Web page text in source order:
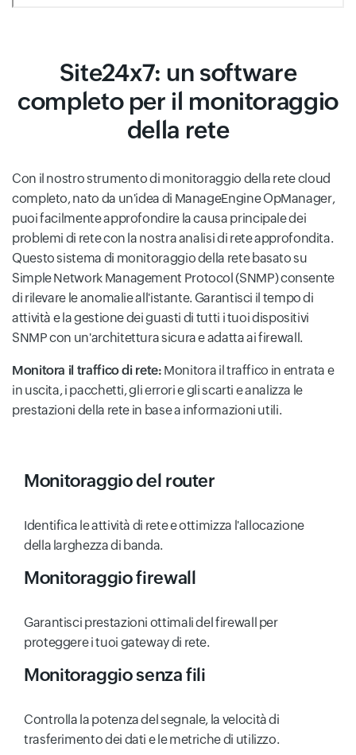
Site24x7: un software
completo per il monitoraggio
della rete
Con il nostro strumento di monitoraggio della rete cloud
completo, nato da un'idea di ManageEngine OpManager,
puoi facilmente approfondire la causa principale dei
problemi di rete con la nostra analisi di rete approfondita.
Questo sistema di monitoraggio della rete basato su
Simple Network Management Protocol (SNMP) consente
di rilevare le anomalie all'istante. Garantisci il tempo di
attività e la gestione dei guasti di tutti i tuoi dispositivi
SNMP con un'architettura sicura e adatta ai firewall.
Monitora il traffico di rete: Monitora il traffico in entrata e
in uscita, i pacchetti, gli errori e gli scarti e analizza le
prestazioni della rete in base a informazioni utili.
Monitoraggio del router
Identifica le attività di rete e ottimizza l'allocazione
della larghezza di banda.
Monitoraggio firewall
Garantisci prestazioni ottimali del firewall per
proteggere i tuoi gateway di rete.
Monitoraggio senza fili
Controlla la potenza del segnale, la velocità di
trasferimento dei dati e le metriche di utilizzo.